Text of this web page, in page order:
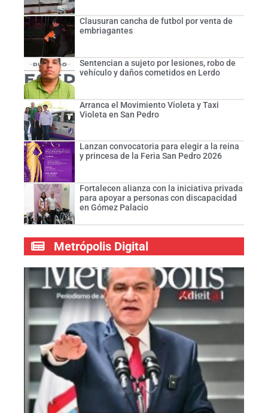
Clausuran cancha de futbol por venta de
embriagantes
Sentencian a sujeto por lesiones, robo de
vehículo y daños cometidos en Lerdo
Arranca el Movimiento Violeta y Taxi
Violeta en San Pedro
Lanzan convocatoria para elegir a la reina
y princesa de la Feria San Pedro 2026
Fortalecen alianza con la iniciativa privada
para apoyar a personas con discapacidad
en Gómez Palacio
Metrópolis Digital